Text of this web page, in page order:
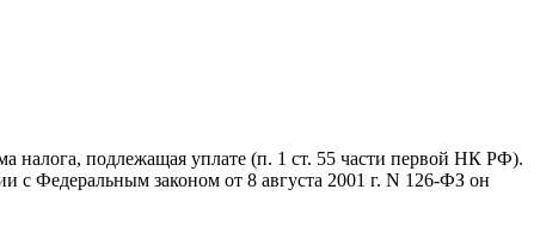
налога, подлежащая уплате (п. 1 ст. 55 части первой НК РФ).
с Федеральным законом от 8 августа 2001 г. N 126-ФЗ он